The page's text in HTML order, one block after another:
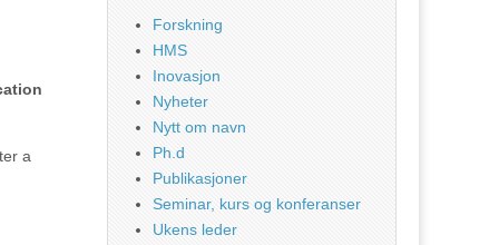
a
Forskning
HMS
Inovasjon
Nyheter
Nytt om navn
Ph.d
Publikasjoner
Seminar, kurs og konferanser
Ukens leder